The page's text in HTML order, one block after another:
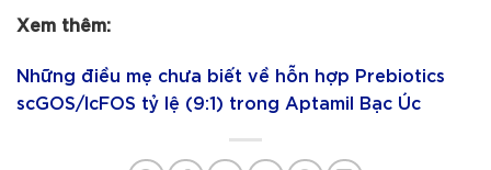
Xem thêm:
Những điều mẹ chưa biết về hỗn hợp Prebiotics
scGOS/lcFOS tỷ lệ (9:1) trong Aptamil Bạc Úc